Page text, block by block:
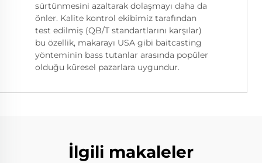
sürtünmesini azaltarak dolaşmayı daha da
önler. Kalite kontrol ekibimiz tarafından
test edilmiş (QB/T standartlarını karşılar)
bu özellik, makarayı USA gibi baitcasting
yönteminin bass tutanlar arasında popüler
olduğu küresel pazarlara uygundur.
İlgili makaleler